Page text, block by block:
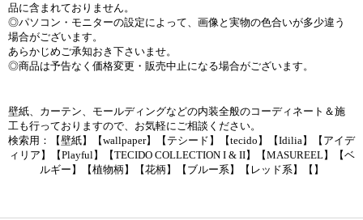
品に含まれておりません。
◎パソコン・モニターの設定によって、画像と実物の色合いが多少違う
場合がございます。
あらかじめご承知おき下さいませ。
◎商品は予告なく価格変更・販売中止になる場合がございます。
壁紙、カーテン、モールディングなどの内装全般のコーディネート＆施
工も行っておりますので、お気軽にご相談ください。
検索用：【壁紙】【wallpaper】【テシード】【tecido】【Idilia】【アイデ
ィリア】【Playful】【TECIDO COLLECTION I & II】【MASUREEL】【ベ
ルギー】【植物柄】【花柄】【ブルー系】【レッド系】【】